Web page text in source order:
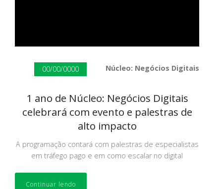
00/00/0000 Núcleo: Negócios Digitais
1 ano de Núcleo: Negócios Digitais
celebrará com evento e palestras de
alto impacto
A programação contará com palestras de especialistas
em tráfego pago e em como escalar no digital
Continuar lendo